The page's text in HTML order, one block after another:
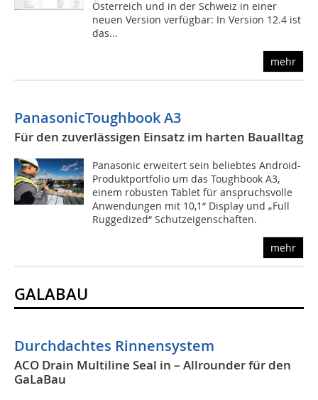
Österreich und in der Schweiz in einer
neuen Version verfügbar: In Version 12.4 ist
das...
mehr
PanasonicToughbook A3
Für den zuverlässigen Einsatz im harten Baualltag
Panasonic erweitert sein beliebtes Android-
Produktportfolio um das Toughbook A3,
einem robusten Tablet für anspruchsvolle
Anwendungen mit 10,1“ Display und „Full
Ruggedized“ Schutzeigenschaften.
mehr
GALABAU
Durchdachtes Rinnensystem
ACO Drain Multiline Seal in – Allrounder für den
GaLaBau